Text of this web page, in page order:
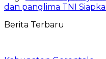
dan panglima TNI
Berita Terbaru